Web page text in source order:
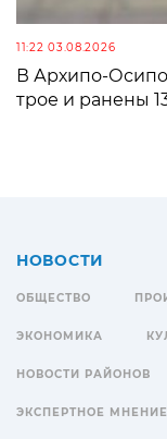
11:22 03.08.2026
В Архипо-
трое и ранены
НОВОСТИ
ОБЩЕСТВО
ЭКОНОМИКА
НОВОСТИ РАЙОНОВ
ЭКСПЕРТНОЕ МНЕНИЕ